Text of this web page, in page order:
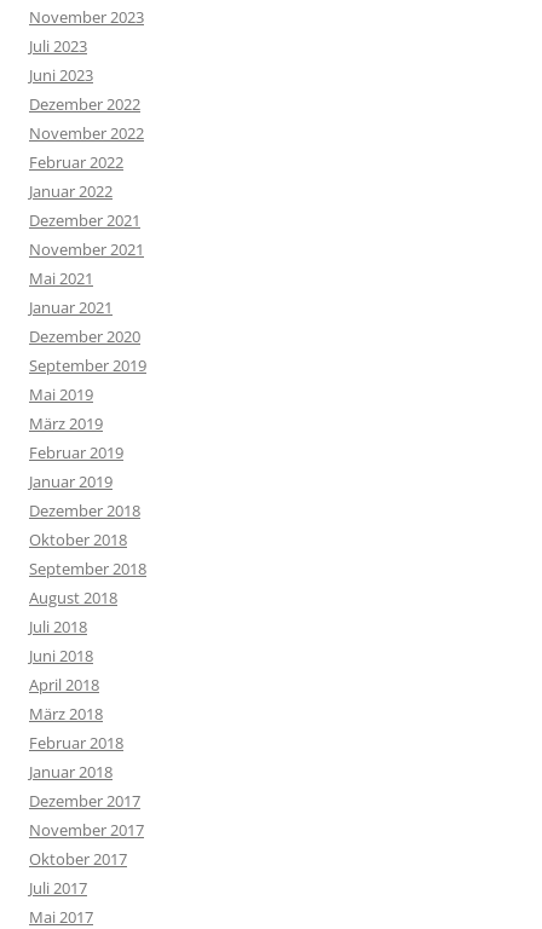
November 2023
Juli 2023
Juni 2023
Dezember 2022
November 2022
Februar 2022
Januar 2022
Dezember 2021
November 2021
Mai 2021
Januar 2021
Dezember 2020
September 2019
Mai 2019
März 2019
Februar 2019
Januar 2019
Dezember 2018
Oktober 2018
September 2018
August 2018
Juli 2018
Juni 2018
April 2018
März 2018
Februar 2018
Januar 2018
Dezember 2017
November 2017
Oktober 2017
Juli 2017
Mai 2017